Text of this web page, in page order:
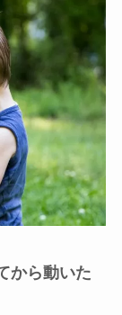
から動いた